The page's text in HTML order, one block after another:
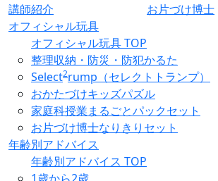
講師紹介
お片づけ博士
オフィシャル玩具
オフィシャル玩具 TOP
整理収納・防災・防犯かるた
Select2rump（セレクトトランプ）
おかたづけキッズパズル
家庭科授業まるごとパックセット
お片づけ博士なりきりセット
年齢別アドバイス
年齢別アドバイス TOP